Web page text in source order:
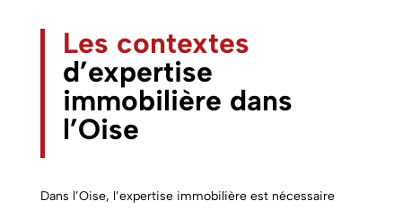
Les contextes
d’expertise
immobilière dans
l’Oise
Dans l’Oise, l’expertise immobilière est nécessaire